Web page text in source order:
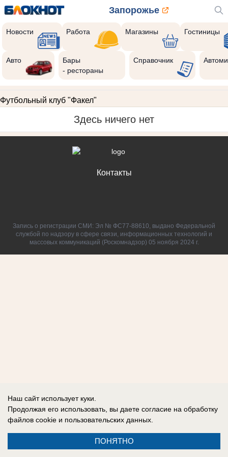
Запорожье
Новости Работа Магазины Гостиницы
Авто
Бары
- рестораны
Справочник
Футбольный клуб "Факел"
Здесь ничего нет
Контакты
Запись о регистрации СМИ: Эл № ФС77-88610, выдано Федеральной
службой по надзору в сфере связи, информационных технологий и
массовых коммуникаций (Роскомнадзор) 05 ноября 2024 г.
Наш сайт использует куки.
Продолжая его использовать, вы даете согласие на обработку
файлов cookie и пользовательских данных.
ПОНЯТНО